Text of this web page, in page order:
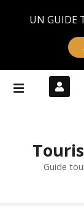
UN GUIDE
Guide